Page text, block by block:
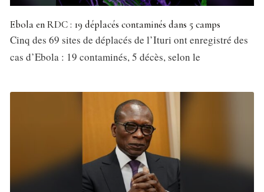
Ebola en RDC : 19 déplacés contaminés dans 5 camps
Cinq des 69 sites de déplacés de l’Ituri ont enregistré des
cas d’Ebola : 19 contaminés, 5 décès, selon le